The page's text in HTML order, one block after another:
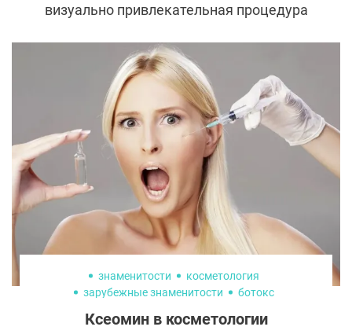
визуально привлекательная процедура
в социальных сетях» и является приятным
бонусом, но светотерапия приносит
реальную пользу для решения самых
разнообразных кожных проблем.
знаменитости
косметология
зарубежные знаменитости
ботокс
Ксеомин в косметологии